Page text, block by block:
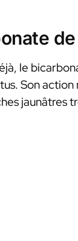
le
Son
jaunâtres